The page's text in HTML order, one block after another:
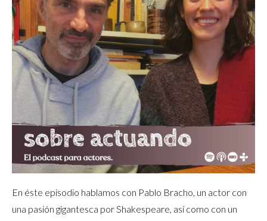
En éste episodio hablamos con Pablo Bracho, un actor con
una pasión gigantesca por Shakespeare, así como con un